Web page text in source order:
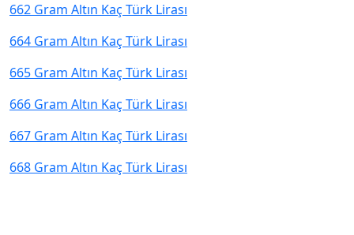
662 Gram Altın Kaç Türk Lirası
664 Gram Altın Kaç Türk Lirası
665 Gram Altın Kaç Türk Lirası
666 Gram Altın Kaç Türk Lirası
667 Gram Altın Kaç Türk Lirası
668 Gram Altın Kaç Türk Lirası